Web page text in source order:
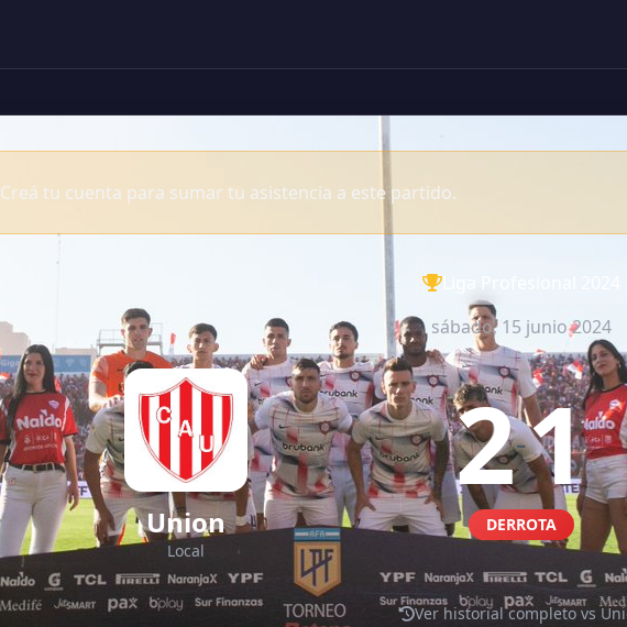
Creá tu cuenta para sumar tu asistencia a este partido.
sábado, 15 junio 2024
Union
Local
2-1
DERROTA
Ver historial completo vs